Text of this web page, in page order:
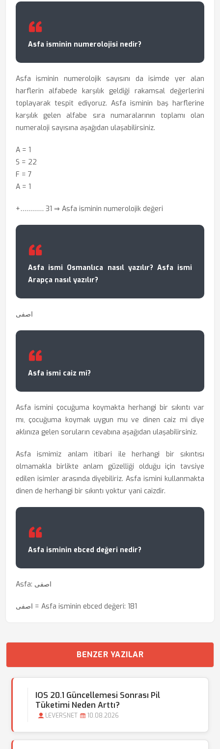
Asfa isminin numerolojisi nedir?
Asfa isminin numerolojik sayısını da isimde yer alan
harflerin alfabede karşılık geldiği rakamsal değerlerini
toplayarak tespit ediyoruz. Asfa isminin baş harflerine
karşılık gelen alfabe sıra numaralarının toplamı olan
numeraloji sayısına aşağıdan ulaşabilirsiniz.
A = 1
S = 22
F = 7
A = 1
+………… 31 ⇒ Asfa isminin numerolojik değeri
Asfa ismi Osmanlıca nasıl yazılır? Asfa ismi
Arapça nasıl yazılır?
اصفی
Asfa ismi caiz mi?
Asfa ismini çocuğuma koymakta herhangi bir sıkıntı var
mı, çocuğuma koymak uygun mu ve dinen caiz mi diye
aklınıza gelen soruların cevabına aşağıdan ulaşabilirsiniz.
Asfa ismimiz anlam itibari ile herhangi bir sıkıntısı
olmamakla birlikte anlam güzelliği olduğu için tavsiye
edilen isimler arasında diyebiliriz. Asfa ismini kullanmakta
dinen de herhangi bir sıkıntı yoktur yani caizdir.
Asfa isminin ebced değeri nedir?
Asfa: اصفی
اصفی = Asfa isminin ebced değeri: 181
BENZER YAZILAR
IOS 20.1 Güncellemesi Sonrası Pil
Tüketimi Neden Arttı?
LEVERSNET 10.08.2026